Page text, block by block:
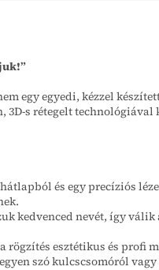
egy egyedi, kézzel
3D-s rétegelt technológiával
és egy precíziós
kedvenced nevét, így válik
rögzítés esztétikus és profi
szó kulcscsomóról